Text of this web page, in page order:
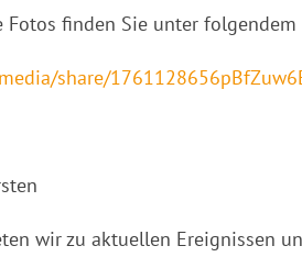
Fotos finden Sie unter
share/
wir zu aktuellen Ereignissen